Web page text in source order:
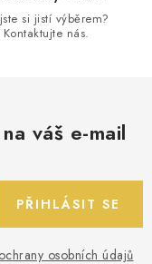
si jistí výběrem?
Kontaktujte nás.
váš e-mail
osobních údajů
PŘIHLÁSIT SE